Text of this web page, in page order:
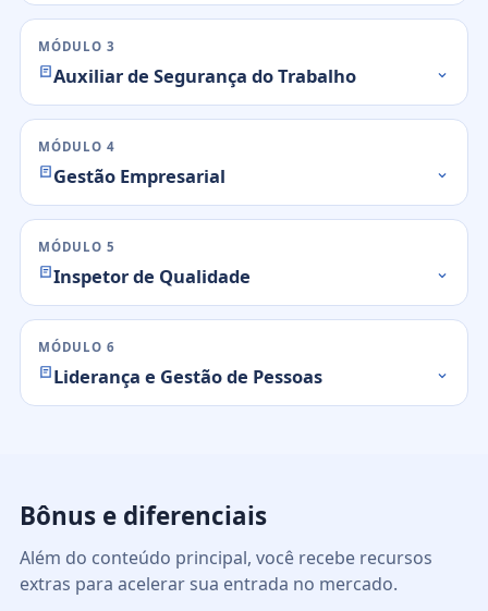
MÓDULO 3
Auxiliar de Segurança do Trabalho
MÓDULO 4
Gestão Empresarial
MÓDULO 5
Inspetor de Qualidade
MÓDULO 6
Liderança e Gestão de Pessoas
Bônus e diferenciais
Além do conteúdo principal, você recebe recursos
extras para acelerar sua entrada no mercado.